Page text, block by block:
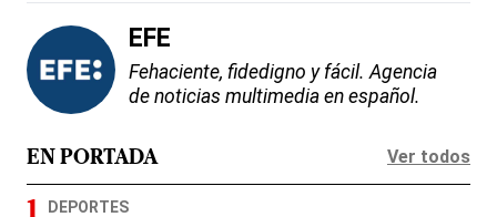
EFE
Fehaciente, fidedigno y fácil. Agencia
de noticias multimedia en español.
EN PORTADA Ver todos
DEPORTES